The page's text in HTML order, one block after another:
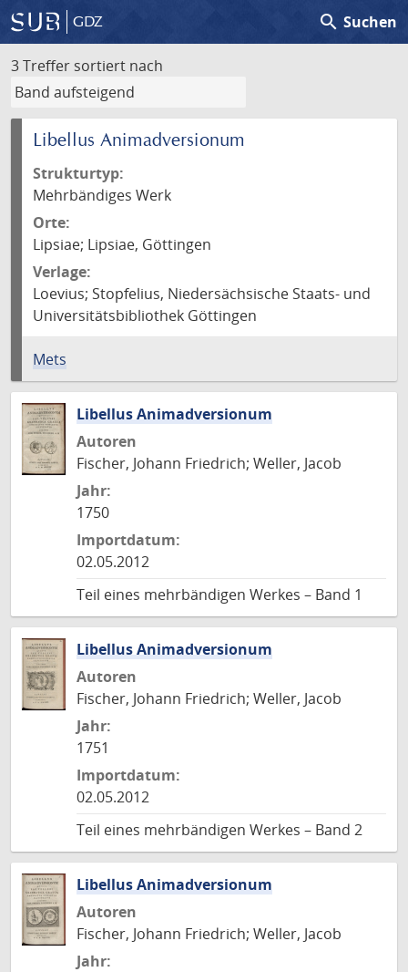
GDZ search Suchen
3 Treffer sortiert nach
Libellus Animadversionum
Strukturtyp:
Mehrbändiges Werk
Orte:
Lipsiae; Lipsiae, Göttingen
Verlage:
Loevius; Stopfelius, Niedersächsische Staats- und
Universitätsbibliothek Göttingen
Mets
Libellus Animadversionum
Autoren
Fischer, Johann Friedrich; Weller, Jacob
Jahr:
1750
Importdatum:
02.05.2012
Teil eines mehrbändigen Werkes – Band 1
Libellus Animadversionum
Autoren
Fischer, Johann Friedrich; Weller, Jacob
Jahr:
1751
Importdatum:
02.05.2012
Teil eines mehrbändigen Werkes – Band 2
Libellus Animadversionum
Autoren
Fischer, Johann Friedrich; Weller, Jacob
Jahr: